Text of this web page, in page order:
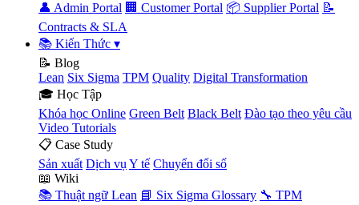
👤 Admin Portal 🏢 Customer Portal 📦 Supplier Portal 📝
Contracts & SLA
📚 Kiến Thức ▾
📝 Blog
Lean Six Sigma TPM Quality Digital Transformation
🎓 Học Tập
Khóa học Online Green Belt Black Belt Đào tạo theo yêu cầu
Video Tutorials
📋 Case Study
Sản xuất Dịch vụ Y tế Chuyển đổi số
📖 Wiki
📚 Thuật ngữ Lean 📘 Six Sigma Glossary 🔧 TPM